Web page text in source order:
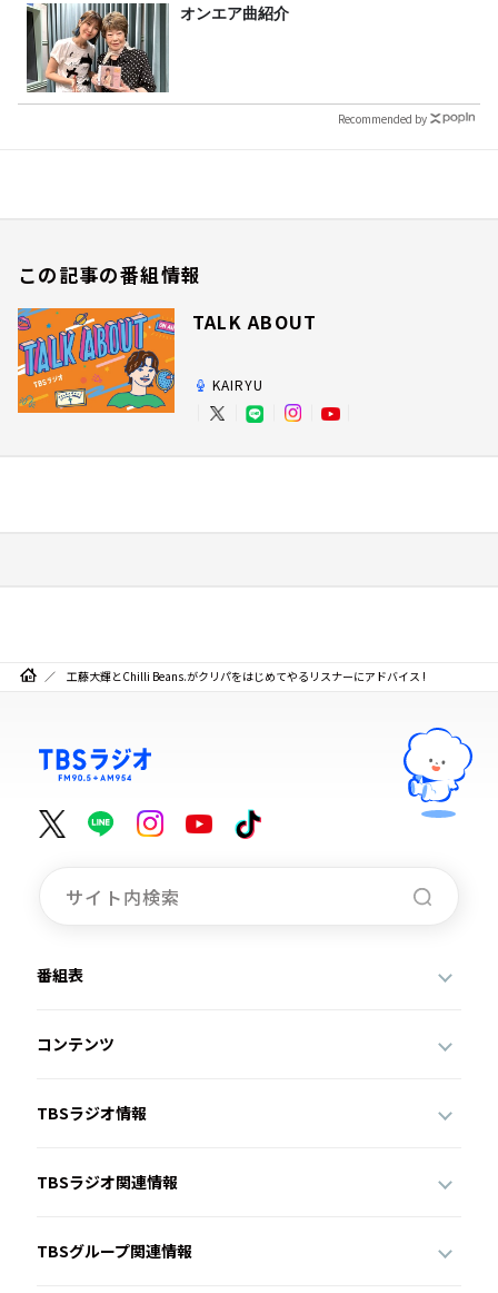
オンエア曲紹介
Recommended by
この記事の番組情報
TALK ABOUT
KAIRYU
工藤大輝とChilli Beans.がクリパをはじめてやるリスナーにアドバイス !
番組表
コンテンツ
TBSラジオ情報
TBSラジオ関連情報
TBSグループ関連情報